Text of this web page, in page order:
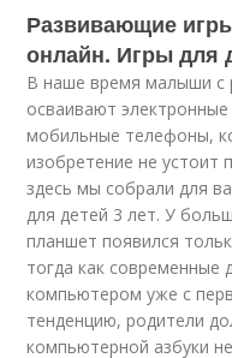
Развивающие
онлайн. Игры для
В наше время малыши с
осваивают
мобильные телефоны,
изобретение не
здесь мы собрали для
для детей 3 лет. У
планшет появился
тогда как современные
компьютером уже с
тенденцию, родители
компьютерной азбуки